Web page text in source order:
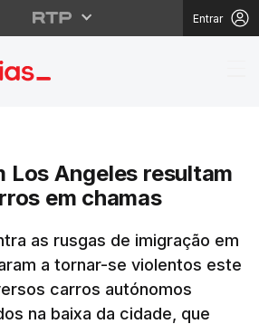
Entrar
em Los
Los Angeles resultam
em chamas
as rusgas de imigração em
a tornar-se violentos este
carros autónomos
na baixa da cidade, que